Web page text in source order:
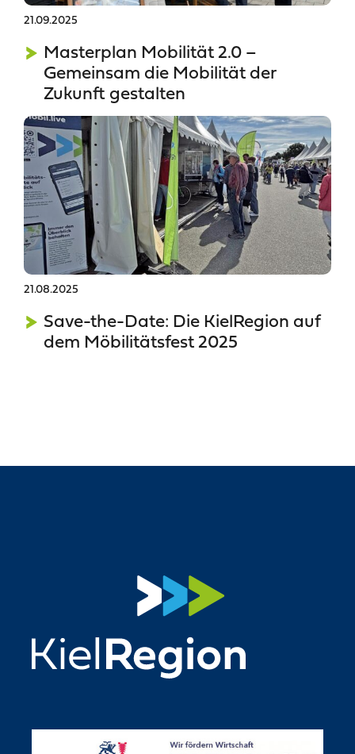
Masterplan Mobilität 2.0 –
Gemeinsam die Mobilität der
Zukunft gestalten
21.09.2025
Save-the-Date: Die KielRegion auf
dem Möbilitätsfest 2025
21.08.2025